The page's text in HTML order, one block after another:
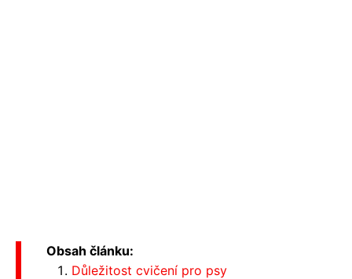
Obsah článku:
Důležitost cvičení pro psy